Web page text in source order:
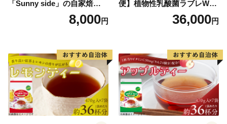
「Sunny side」の自家焙煎珈
琲こまきブレンド（200g）
8,000円
便】植物性乳酸菌ラブレW
プレーン36本（計108本）
36,000円